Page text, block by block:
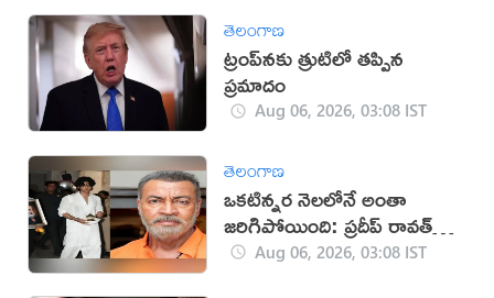
తెలంగాణ
ట్రంప్‌నకు త్రుటిలో తప్పిన
ప్రమాదం
Aug 06, 2026, 03:08 IST
తెలంగాణ
ఒకటిన్నర నెలలోనే అంతా
జరిగిపోయింది: ప్రదీప్ రావత్
కుమారుడు
Aug 06, 2026, 03:08 IST